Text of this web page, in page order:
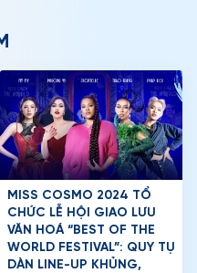
MISS COSMO 2024 TỔ
CHỨC LỄ HỘI GIAO LƯU
VĂN HOÁ “BEST OF THE
WORLD FESTIVAL”: QUY TỤ
DÀN LINE-UP KHỦNG,